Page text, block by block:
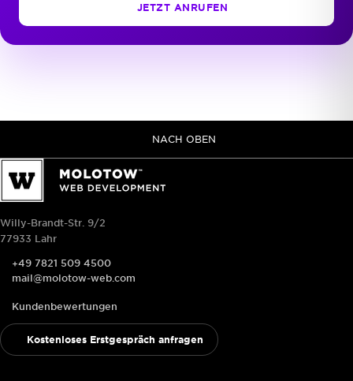
JETZT ANRUFEN
NACH OBEN
Willy-Brandt-Str. 9/2
77933 Lahr
+49 7821 509 4500
mail@molotow-web.com
Kundenbewertungen
Kostenloses Erstgespräch anfragen